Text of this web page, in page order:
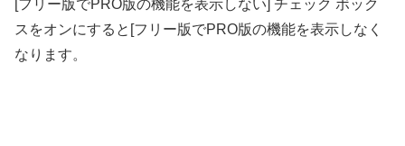
[フリー版でPRO版の機能を表示しない] チェック ボック
スをオンにすると[フリー版でPRO版の機能を表示しなく
なります。